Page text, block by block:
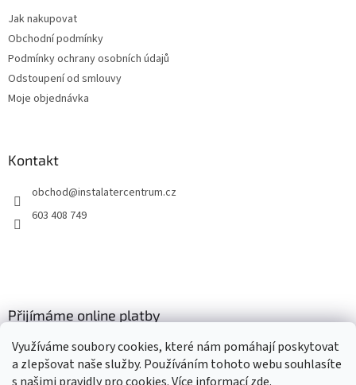
Využíváme soubory cookies, které nám pomáhají poskytovat
a zlepšovat naše služby. Používáním tohoto webu souhlasíte
Jak nakupovat
Obchodní podmínky
Podmínky ochrany osobních údajů
Odstoupení od smlouvy
Moje objednávka
Kontakt
obchod@instalatercentrum.cz
603 408 749
Přijímáme online platby